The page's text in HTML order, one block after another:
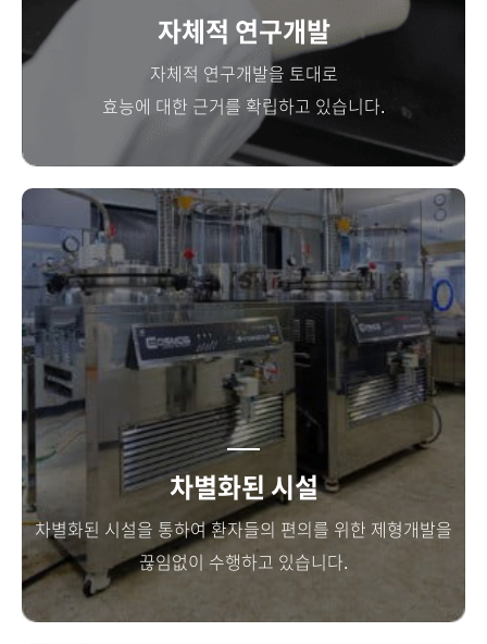
자체적 연구개발
자체적 연구개발을 토대로
효능에 대한 근거를 확립하고 있습니다.
차별화된 시설
차별화된 시설을 통하여 환자들의 편의를 위한 제형개발을
끊임없이 수행하고 있습니다.